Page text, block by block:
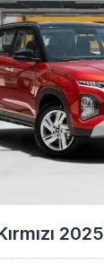
2025